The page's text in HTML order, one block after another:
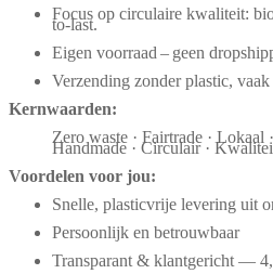
Focus op circulaire kwaliteit:
to-last.
Eigen voorraad – geen
Verzending zonder plastic,
Kernwaarden:
Zero waste · Fairtrade · Lokaal
Handmade · Circulair ·
Voordelen voor jou:
Snelle, plasticvrije levering uit
Persoonlijk en betrouwbaar
Transparant & klantgericht —